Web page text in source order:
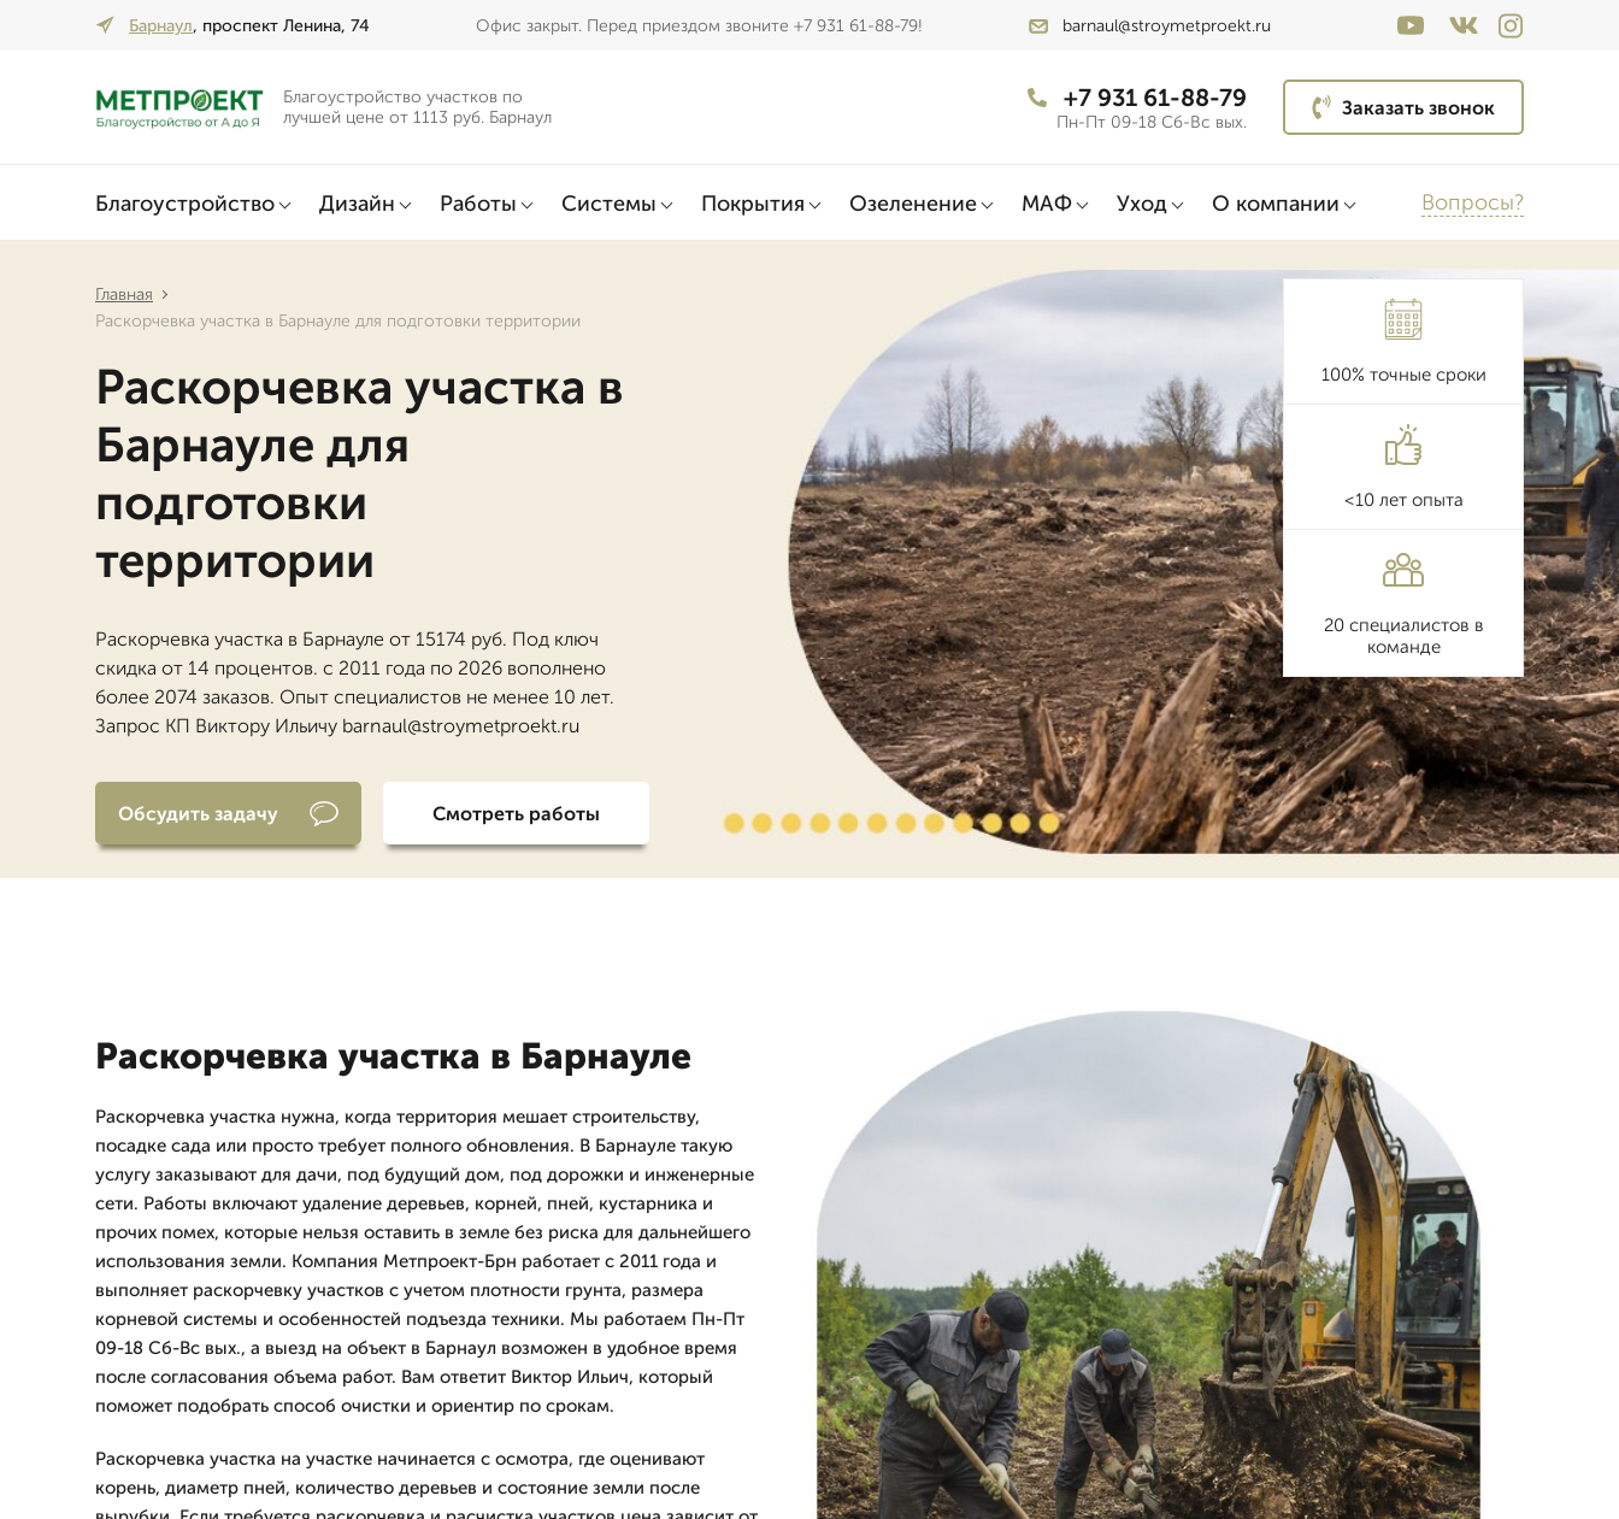
Барнаул, проспект Ленина, 74 Офис закрыт. Перед приездом звоните +7 931 61-88-79! barnaul@stroymetproekt.ru
Благоустройство участков по
лучшей цене от 1113 руб. Барнаул
+7 931 61-88-79
Пн-Пт 09-18 Сб-Вс вых.
Заказать звонок
Благоустройство Дизайн Работы Системы Покрытия Озеленение МАФ Уход О компании Вопросы?
Главная
Раскорчевка участка в Барнауле для подготовки территории
Раскорчевка участка в
Барнауле для
подготовки
территории
Раскорчевка участка в Барнауле от 15174 руб. Под ключ
скидка от 14 процентов. с 2011 года по 2026 вополнено
более 2074 заказов. Опыт специалистов не менее 10 лет.
Запрос КП Виктору Ильичу barnaul@stroymetproekt.ru
Обсудить задачу Смотреть работы
100% точные сроки
<10 лет опыта
20 специалистов в
команде
Раскорчевка участка в Барнауле
Раскорчевка участка нужна, когда территория мешает строительству,
посадке сада или просто требует полного обновления. В Барнауле такую
услугу заказывают для дачи, под будущий дом, под дорожки и инженерные
сети. Работы включают удаление деревьев, корней, пней, кустарника и
прочих помех, которые нельзя оставить в земле без риска для дальнейшего
использования земли. Компания Метпроект-Брн работает с 2011 года и
выполняет раскорчевку участков с учетом плотности грунта, размера
корневой системы и особенностей подъезда техники. Мы работаем Пн-Пт
09-18 Сб-Вс вых., а выезд на объект в Барнаул возможен в удобное время
после согласования объема работ. Вам ответит Виктор Ильич, который
поможет подобрать способ очистки и ориентир по срокам.
Раскорчевка участка на участке начинается с осмотра, где оценивают
корень, диаметр пней, количество деревьев и состояние земли после